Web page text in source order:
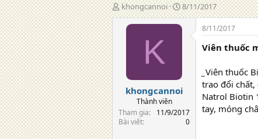
T
á
khongcannoi
N
g
à
g
8/11/2017
K
khongcannoi
Thành viên
Tham gia
11/9/2017
Bài viết
0
8/11/2017
Viên thuốc
Viên thuốc
trao đổi chất,
Natrol Biotin
tay, móng